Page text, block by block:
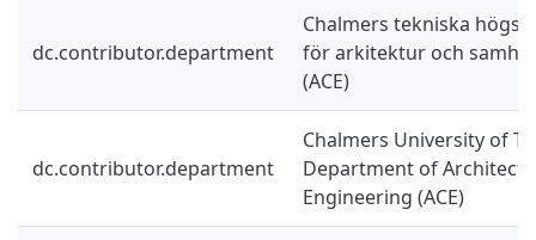
dc.contributor.department
Chalmers tekniska
för arkitektur och
(ACE)
dc.contributor.department
Chalmers University of
Department of
Engineering (ACE)